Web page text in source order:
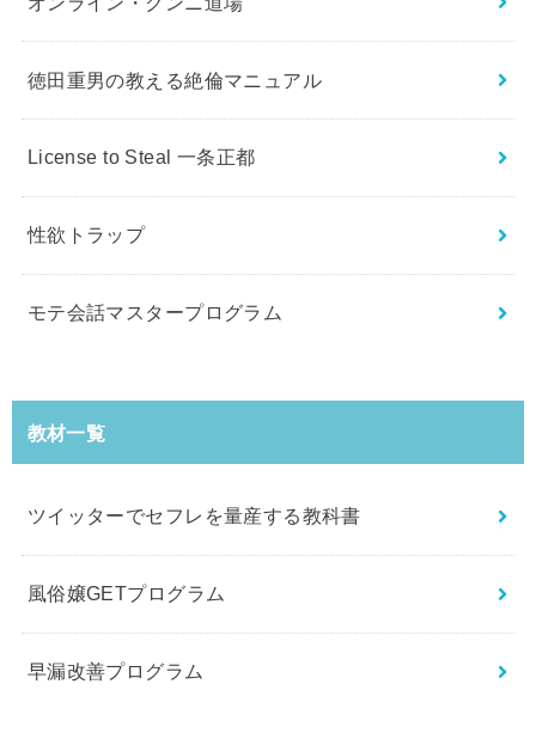
徳田重男の教える絶倫マニュアル
License to Steal 一条正都
性欲トラップ
モテ会話マスタープログラム
教材一覧
ツイッターでセフレを量産する教科書
風俗嬢GETプログラム
早漏改善プログラム